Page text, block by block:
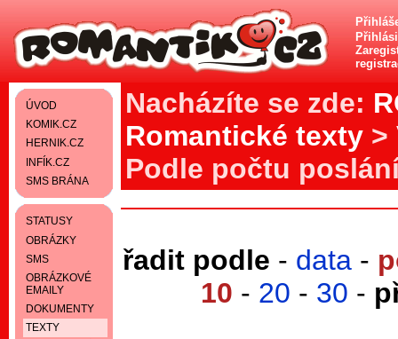
Nacházíte se zde:
Romantické texty >
Podle počtu
řadit podle - data-
10 - 20 - 30 -
ÚVOD
KOMIK.CZ
HERNIK.CZ
INFÍK.CZ
SMS BRÁNA
STATUSY
OBRÁZKY
SMS
OBRÁZKOVÉ
EMAILY
DOKUMENTY
TEXTY